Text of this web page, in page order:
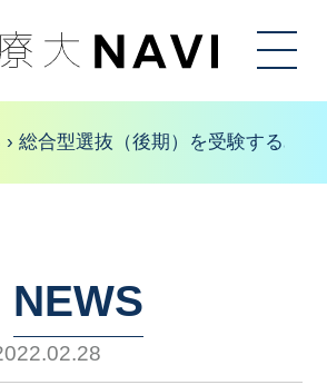
総合型選抜（後期）を受験するみな
NEWS